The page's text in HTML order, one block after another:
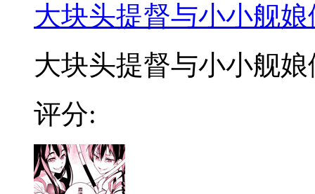
大块头提督与小小舰娘
大块头提督与小小舰
评分: